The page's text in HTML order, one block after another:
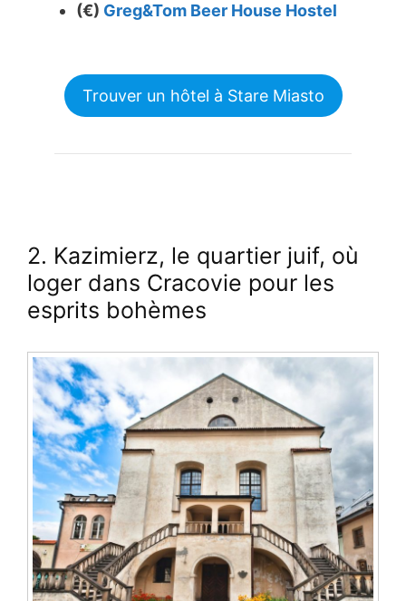
(€) Greg&Tom Beer House Hostel
Trouver un hôtel à Stare Miasto
2. Kazimierz, le quartier juif, où
loger dans Cracovie pour les
esprits bohèmes